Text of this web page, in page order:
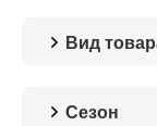
Вид
Сезон